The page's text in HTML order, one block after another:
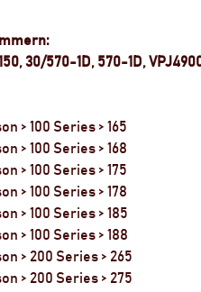
30/570-1D, 570-1D,
> 100 Series > 165
> 100 Series > 168
> 100 Series > 175
> 100 Series > 178
> 100 Series > 185
> 100 Series > 188
> 200 Series > 265
> 200 Series > 275